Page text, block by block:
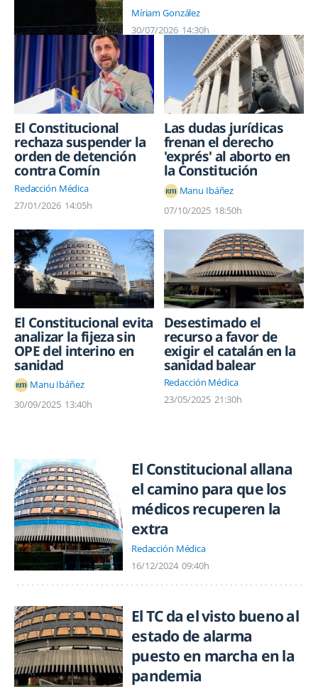
Míriam González
30/07/2026 14:30h
El Constitucional
rechaza suspender la
orden de detención
contra Comín
Redacción Médica
27/01/2026 14:05h
Las dudas jurídicas
frenan el derecho
'exprés' al aborto en
la Constitución
Manu Ibáñez
07/10/2025 18:50h
El Constitucional evita
analizar la fijeza sin
OPE del interino en
sanidad
Manu Ibáñez
30/09/2025 13:40h
Desestimado el
recurso a favor de
exigir el catalán en la
sanidad balear
Redacción Médica
23/05/2025 21:30h
El Constitucional allana
el camino para que los
médicos recuperen la
extra
Redacción Médica
16/12/2024 09:40h
El TC da el visto bueno al
estado de alarma
puesto en marcha en la
pandemia